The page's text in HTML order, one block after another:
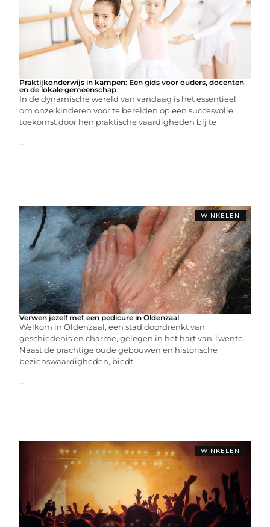
Praktijkonderwijs in kampen: Een gids voor ouders, docenten
en de lokale gemeenschap
In de dynamische wereld van vandaag is het essentieel
om onze kinderen voor te bereiden op een succesvolle
toekomst door hen praktische vaardigheden bij te
...
WINKELEN
Verwen jezelf met een pedicure in Oldenzaal
Welkom in Oldenzaal, een stad doordrenkt van
geschiedenis en charme, gelegen in het hart van Twente.
Naast de prachtige oude gebouwen en historische
bezienswaardigheden, biedt
...
WINKELEN